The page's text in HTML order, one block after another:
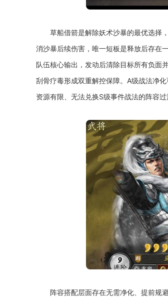
草船借箭是解除妖术沙暴的最优选择
消沙暴后续伤害，唯一短板是释放后存在
队伍核心输出，发动后清除目标所有负面
刮骨疗毒形成双重解控保障。A级战法净
资源有限、无法兑换S级事件战法的阵容
阵容搭配层面存在无需净化、提前规